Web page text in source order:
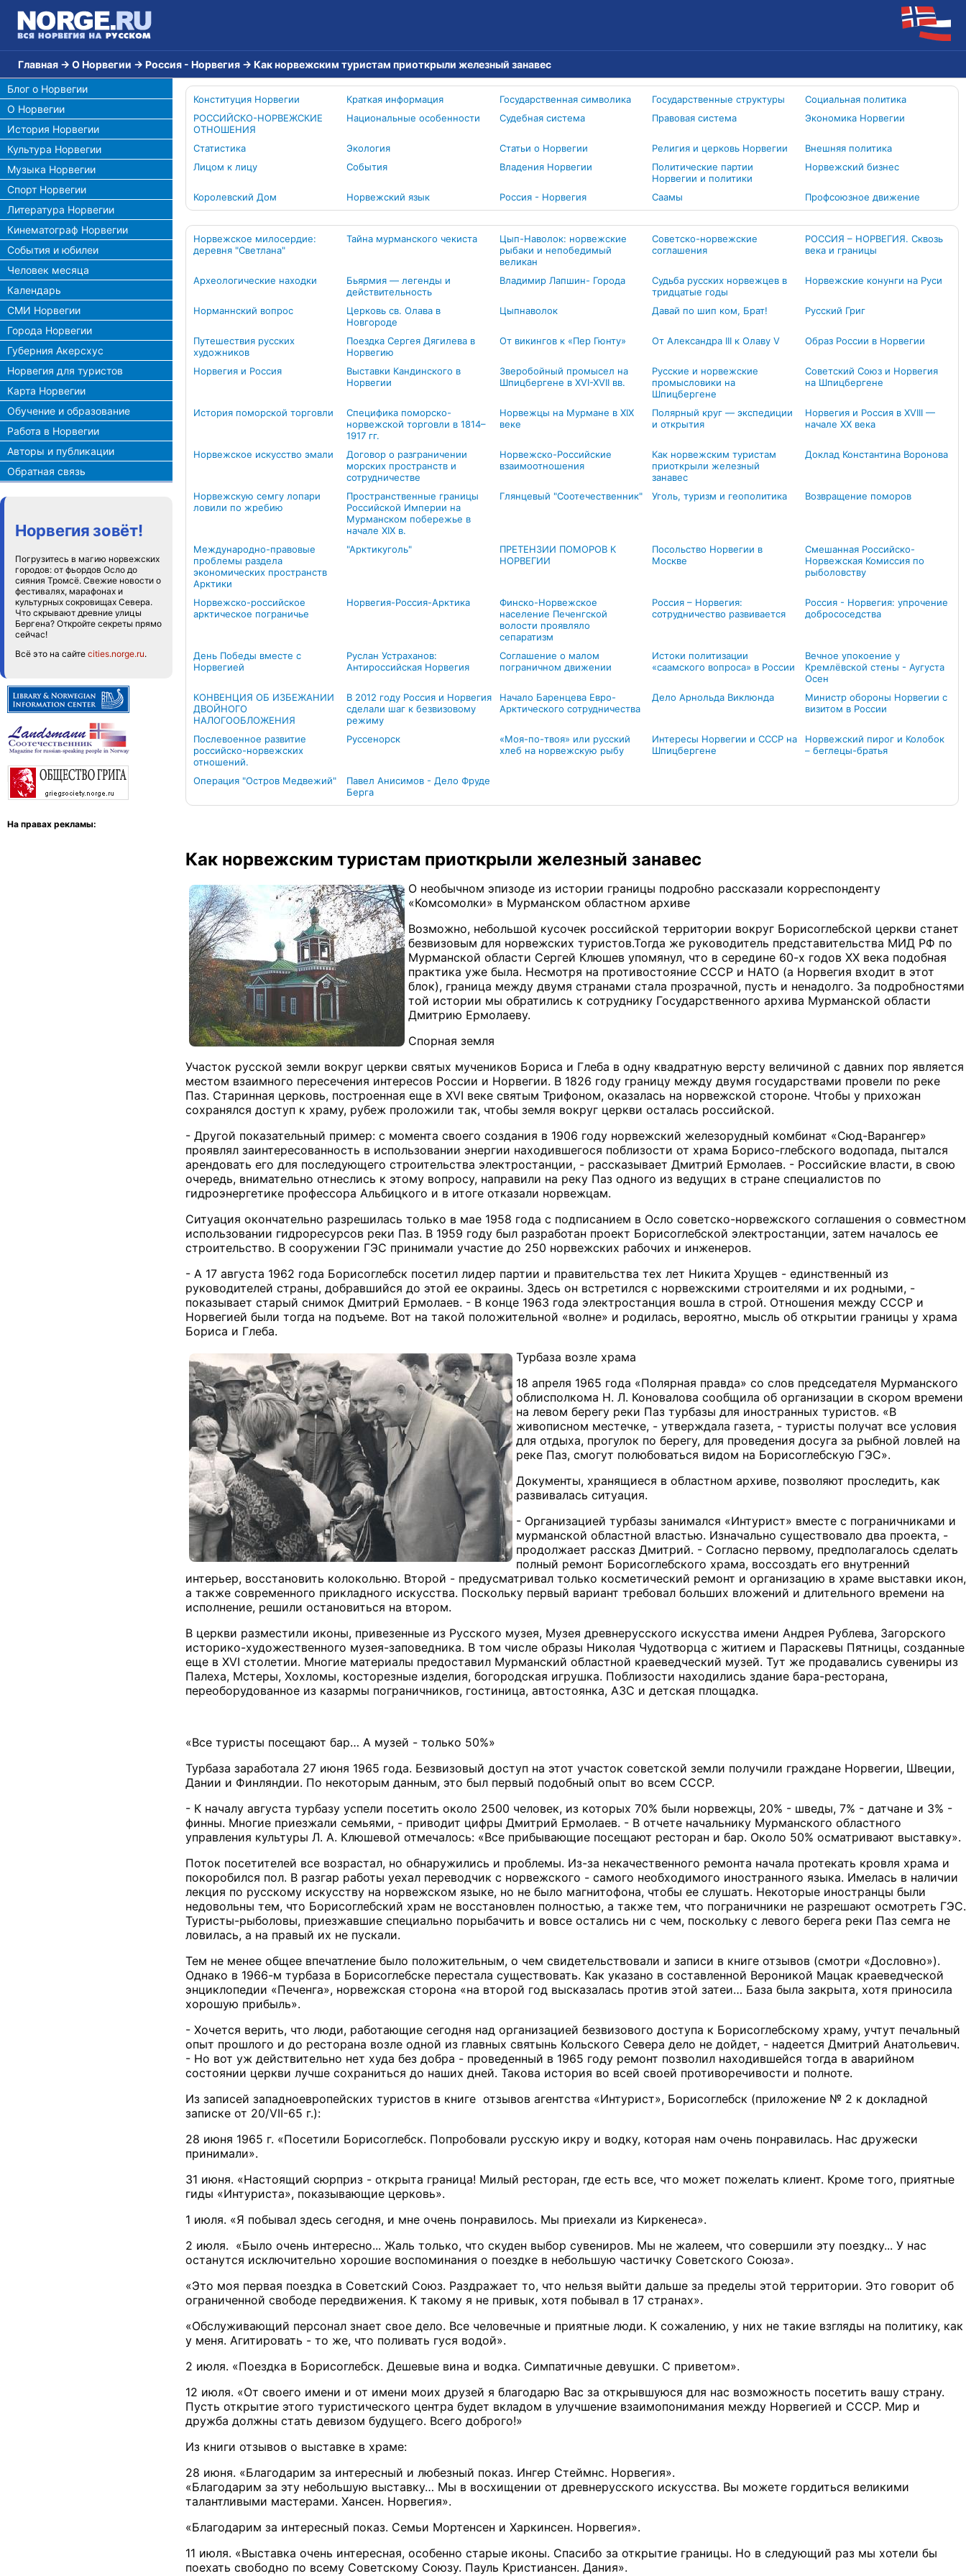
Главная → О Норвегии → Россия - Норвегия → Как норвежским туристам приоткрыли железный занавес
Блог о Норвегии
О Норвегии
История Норвегии
Культура Норвегии
Музыка Норвегии
Спорт Норвегии
Литература Норвегии
Кинематограф Норвегии
События и юбилеи
Человек месяца
Календарь
СМИ Норвегии
Города Норвегии
Губерния Акерсхус
Норвегия для туристов
Карта Норвегии
Обучение и образование
Работа в Норвегии
Авторы и публикации
Обратная связь
Норвегия зовёт!
Погрузитесь в магию норвежских
городов: от фьордов Осло до
сияния Тромсё. Свежие новости о
фестивалях, марафонах и
культурных сокровищах Севера.
Что скрывают древние улицы
Бергена? Откройте секреты прямо
сейчас!
Всё это на сайте cities.norge.ru.
На правах рекламы:
Конституция Норвегии Краткая информация Государственная символика Государственные структуры
Социальная политика
РОССИЙСКО-НОРВЕЖСКИЕ
ОТНОШЕНИЯ
Национальные особенности Судебная система Правовая система Экономика Норвегии
Статистика Экология Статьи о Норвегии Религия и церковь Норвегии
Внешняя политика
Лицом к лицу
События Владения Норвегии
Политические партии
Норвегии и политики
Норвежский бизнес
Королевский Дом Норвежский язык Россия - Норвегия Cаамы Профсоюзное движение
Норвежское милосердие:
деревня "Светлана"
Тайна мурманского чекиста
Цып-Наволок: норвежские
рыбаки и непобедимый
великан
Советско-норвежские
соглашения
РОССИЯ – НОРВЕГИЯ. Сквозь
века и границы
Археологические находки
Бьярмия — легенды и
действительность
Владимир Лапшин- Города
Судьба русских норвежцев в
тридцатые годы
Норвежские конунги на Руси
Норманнский вопрос
Церковь св. Олава в
Новгороде
Цыпнаволок Давай по шип ком, Брат! Русский Григ
Путешествия русских
художников
Поездка Сергея Дягилева в
Норвегию
От викингов к «Пер Гюнту» От Александра III к Олаву V Образ России в Норвегии
Норвегия и Россия
Выставки Кандинского в
Норвегии
Зверобойный промысел на
Шпицбергене в XVI-XVII вв.
Русские и норвежские
промысловики на
Шпицбергене
Советский Союз и Норвегия
на Шпицбергене
История поморской торговли
Специфика поморско-
норвежской торговли в 1814–
1917 гг.
Норвежцы на Мурмане в XIX
веке
Полярный круг — экспедиции
и открытия
Норвегия и Россия в XVIII —
начале XX века
Норвежское искусство эмали
Договор о разграничении
морских пространств и
сотрудничестве
Норвежско-Российские
взаимоотношения
Как норвежским туристам
приоткрыли железный
занавес
Доклад Константина Воронова
Норвежскую семгу лопари
ловили по жребию
Пространственные границы
Российской Империи на
Мурманском побережье в
начале XIX в.
Глянцевый "Соотечественник" Уголь, туризм и геополитика Возвращение поморов
Международно-правовые
проблемы раздела
экономических пространств
Арктики
"Арктикуголь"
ПРЕТЕНЗИИ ПОМОРОВ К
НОРВЕГИИ
Посольство Норвегии в
Москве
Смешанная Российско-
Норвежская Комиссия по
рыболовству
Норвежско-российское
арктическое пограничье
Норвегия-Россия-Арктика
Финско-Норвежское
население Печенгской
волости проявляло
сепаратизм
Россия – Норвегия:
сотрудничество развивается
Россия - Норвегия: упрочение
добрососедства
День Победы вместе с
Норвегией
Руслан Устраханов:
Антироссийская Норвегия
Соглашение о малом
пограничном движении
Истоки политизации
«саамского вопроса» в России
Вечное упокоение у
Кремлёвской стены - Аугуста
Осен
КОНВЕНЦИЯ ОБ ИЗБЕЖАНИИ
ДВОЙНОГО
НАЛОГООБЛОЖЕНИЯ
В 2012 году Россия и Норвегия
сделали шаг к безвизовому
режиму
Начало Баренцева Евро-
Арктического сотрудничества
Дело Арнольда Виклюнда
Министр обороны Норвегии с
визитом в России
Послевоенное развитие
российско-норвежских
отношений.
Руссенорск
«Моя-по-твоя» или русский
хлеб на норвежскую рыбу
Интересы Норвегии и СССР на
Шпицбергене
Норвежский пирог и Колобок
– беглецы-братья
Операция "Остров Медвежий"
Павел Анисимов - Дело Фруде
Берга
Как норвежским туристам приоткрыли железный занавес
О необычном эпизоде из истории границы подробно рассказали корреспонденту
«Комсомолки» в Мурманском областном архиве
Возможно, небольшой кусочек российской территории вокруг Борисоглебской церкви станет
безвизовым для норвежских туристов.Тогда же руководитель представительства МИД РФ по
Мурманской области Сергей Клюшев упомянул, что в середине 60-х годов XX века подобная
практика уже была. Несмотря на противостояние СССР и НАТО (а Норвегия входит в этот
блок), граница между двумя странами стала прозрачной, пусть и ненадолго. За подробностями
той истории мы обратились к сотруднику Государственного архива Мурманской области
Дмитрию Ермолаеву.
Спорная земля
Участок русской земли вокруг церкви святых мучеников Бориса и Глеба в одну квадратную версту величиной с давних пор является
местом взаимного пересечения интересов России и Норвегии. В 1826 году границу между двумя государствами провели по реке
Паз. Старинная церковь, построенная еще в XVI веке святым Трифоном, оказалась на норвежской стороне. Чтобы у прихожан
сохранялся доступ к храму, рубеж проложили так, чтобы земля вокруг церкви осталась российской.
- Другой показательный пример: с момента своего создания в 1906 году норвежский железорудный комбинат «Сюд-Варангер»
проявлял заинтересованность в использовании энергии находившегося поблизости от храма Борисо-глебского водопада, пытался
арендовать его для последующего строительства электростанции, - рассказывает Дмитрий Ермолаев. - Российские власти, в свою
очередь, внимательно отнеслись к этому вопросу, направили на реку Паз одного из ведущих в стране специалистов по
гидроэнергетике профессора Альбицкого и в итоге отказали норвежцам.
Ситуация окончательно разрешилась только в мае 1958 года с подписанием в Осло советско-норвежского соглашения о совместном
использовании гидроресурсов реки Паз. В 1959 году был разработан проект Борисоглебской электростанции, затем началось ее
строительство. В сооружении ГЭС принимали участие до 250 норвежских рабочих и инженеров.
- А 17 августа 1962 года Борисоглебск посетил лидер партии и правительства тех лет Никита Хрущев - единственный из
руководителей страны, добравшийся до этой ее окраины. Здесь он встретился с норвежскими строителями и их родными, -
показывает старый снимок Дмитрий Ермолаев. - В конце 1963 года электростанция вошла в строй. Отношения между СССР и
Норвегией были тогда на подъеме. Вот на такой положительной «волне» и родилась, вероятно, мысль об открытии границы у храма
Бориса и Глеба.
Турбаза возле храма
18 апреля 1965 года «Полярная правда» со слов председателя Мурманского
облисполкома Н. Л. Коновалова сообщила об организации в скором времени
на левом берегу реки Паз турбазы для иностранных туристов. «В
живописном местечке, - утверждала газета, - туристы получат все условия
для отдыха, прогулок по берегу, для проведения досуга за рыбной ловлей на
реке Паз, смогут полюбоваться видом на Борисоглебскую ГЭС».
Документы, хранящиеся в областном архиве, позволяют проследить, как
развивалась ситуация.
- Организацией турбазы занимался «Интурист» вместе с пограничниками и
мурманской областной властью. Изначально существовало два проекта, -
продолжает рассказ Дмитрий. - Согласно первому, предполагалось сделать
полный ремонт Борисоглебского храма, воссоздать его внутренний
интерьер, восстановить колокольню. Второй - предусматривал только косметический ремонт и организацию в храме выставки икон,
а также современного прикладного искусства. Поскольку первый вариант требовал больших вложений и длительного времени на
исполнение, решили остановиться на втором.
В церкви разместили иконы, привезенные из Русского музея, Музея древнерусского искусства имени Андрея Рублева, Загорского
историко-художественного музея-заповедника. В том числе образы Николая Чудотворца с житием и Параскевы Пятницы, созданные
еще в XVI столетии. Многие материалы предоставил Мурманский областной краеведческий музей. Тут же продавались сувениры из
Палеха, Мстеры, Хохломы, косторезные изделия, богородская игрушка. Поблизости находились здание бара-ресторана,
переоборудованное из казармы пограничников, гостиница, автостоянка, АЗС и детская площадка.
«Все туристы посещают бар… А музей - только 50%»
Турбаза заработала 27 июня 1965 года. Безвизовый доступ на этот участок советской земли получили граждане Норвегии, Швеции,
Дании и Финляндии. По некоторым данным, это был первый подобный опыт во всем СССР.
- К началу августа турбазу успели посетить около 2500 человек, из которых 70% были норвежцы, 20% - шведы, 7% - датчане и 3% -
финны. Многие приезжали семьями, - приводит цифры Дмитрий Ермолаев. - В отчете начальнику Мурманского областного
управления культуры Л. А. Клюшевой отмечалось: «Все прибывающие посещают ресторан и бар. Около 50% осматривают выставку».
Поток посетителей все возрастал, но обнаружились и проблемы. Из-за некачественного ремонта начала протекать кровля храма и
покоробился пол. В разгар работы уехал переводчик с норвежского - самого необходимого иностранного языка. Имелась в наличии
лекция по русскому искусству на норвежском языке, но не было магнитофона, чтобы ее слушать. Некоторые иностранцы были
недовольны тем, что Борисоглебский храм не восстановлен полностью, а также тем, что пограничники не разрешают осмотреть ГЭС.
Туристы-рыболовы, приезжавшие специально порыбачить и вовсе остались ни с чем, поскольку с левого берега реки Паз семга не
ловилась, а на правый их не пускали.
Тем не менее общее впечатление было положительным, о чем свидетельствовали и записи в книге отзывов (смотри «Дословно»).
Однако в 1966-м турбаза в Борисоглебске перестала существовать. Как указано в составленной Вероникой Мацак краеведческой
энциклопедии «Печенга», норвежская сторона «на второй год высказалась против этой затеи… База была закрыта, хотя приносила
хорошую прибыль».
- Хочется верить, что люди, работающие сегодня над организацией безвизового доступа к Борисоглебскому храму, учтут печальный
опыт прошлого и до ресторана возле одной из главных святынь Кольского Севера дело не дойдет, - надеется Дмитрий Анатольевич.
- Но вот уж действительно нет худа без добра - проведенный в 1965 году ремонт позволил находившейся тогда в аварийном
состоянии церкви лучше сохраниться до наших дней. Такова история во всей своей противоречивости и полноте.
Из записей западноевропейских туристов в книге отзывов агентства «Интурист», Борисоглебск (приложение № 2 к докладной
записке от 20/VII-65 г.):
28 июня 1965 г. «Посетили Борисоглебск. Попробовали русскую икру и водку, которая нам очень понравилась. Нас дружески
принимали».
31 июня. «Настоящий сюрприз - открыта граница! Милый ресторан, где есть все, что может пожелать клиент. Кроме того, приятные
гиды «Интуриста», показывающие церковь».
1 июля. «Я побывал здесь сегодня, и мне очень понравилось. Мы приехали из Киркенеса».
2 июля. «Было очень интересно... Жаль только, что скуден выбор сувениров. Мы не жалеем, что совершили эту поездку... У нас
останутся исключительно хорошие воспоминания о поездке в небольшую частичку Советского Союза».
«Это моя первая поездка в Советский Союз. Раздражает то, что нельзя выйти дальше за пределы этой территории. Это говорит об
ограниченной свободе передвижения. К такому я не привык, хотя побывал в 17 странах».
«Обслуживающий персонал знает свое дело. Все человечные и приятные люди. К сожалению, у них не такие взгляды на политику, как
у меня. Агитировать - то же, что поливать гуся водой».
2 июля. «Поездка в Борисоглебск. Дешевые вина и водка. Симпатичные девушки. С приветом».
12 июля. «От своего имени и от имени моих друзей я благодарю Вас за открывшуюся для нас возможность посетить вашу страну.
Пусть открытие этого туристического центра будет вкладом в улучшение взаимопонимания между Норвегией и СССР. Мир и
дружба должны стать девизом будущего. Всего доброго!»
Из книги отзывов о выставке в храме:
28 июня. «Благодарим за интересный и любезный показ. Ингер Стеймнс. Норвегия».
«Благодарим за эту небольшую выставку… Мы в восхищении от древнерусского искусства. Вы можете гордиться великими
талантливыми мастерами. Хансен. Норвегия».
«Благодарим за интересный показ. Семьи Мортенсен и Харкинсен. Норвегия».
11 июля. «Выставка очень интересная, особенно старые иконы. Спасибо за открытие границы. Но в следующий раз мы хотели бы
поехать свободно по всему Советскому Союзу. Пауль Кристиансен. Дания».